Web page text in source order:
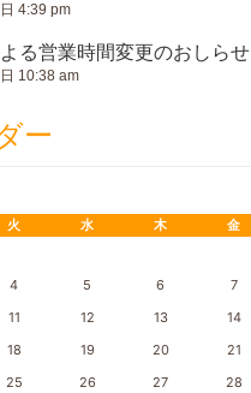
4:39 pm
る営業時間変更のおしらせ
10:38 am
ー
火 水 木 金
4 5 6 7
11 12 13 14
18 19 20 21
25 26 27 28